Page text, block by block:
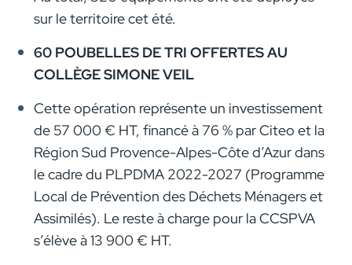
sur le territoire cet été.
60 POUBELLES DE TRI OFFERTES AU
COLLÈGE SIMONE VEIL
Cette opération représente un investissement
de 57 000 € HT, financé à 76 % par Citeo et la
Région Sud Provence-Alpes-Côte d’Azur dans
le cadre du PLPDMA 2022-2027 (Programme
Local de Prévention des Déchets Ménagers et
Assimilés). Le reste à charge pour la CCSPVA
s’élève à 13 900 € HT.